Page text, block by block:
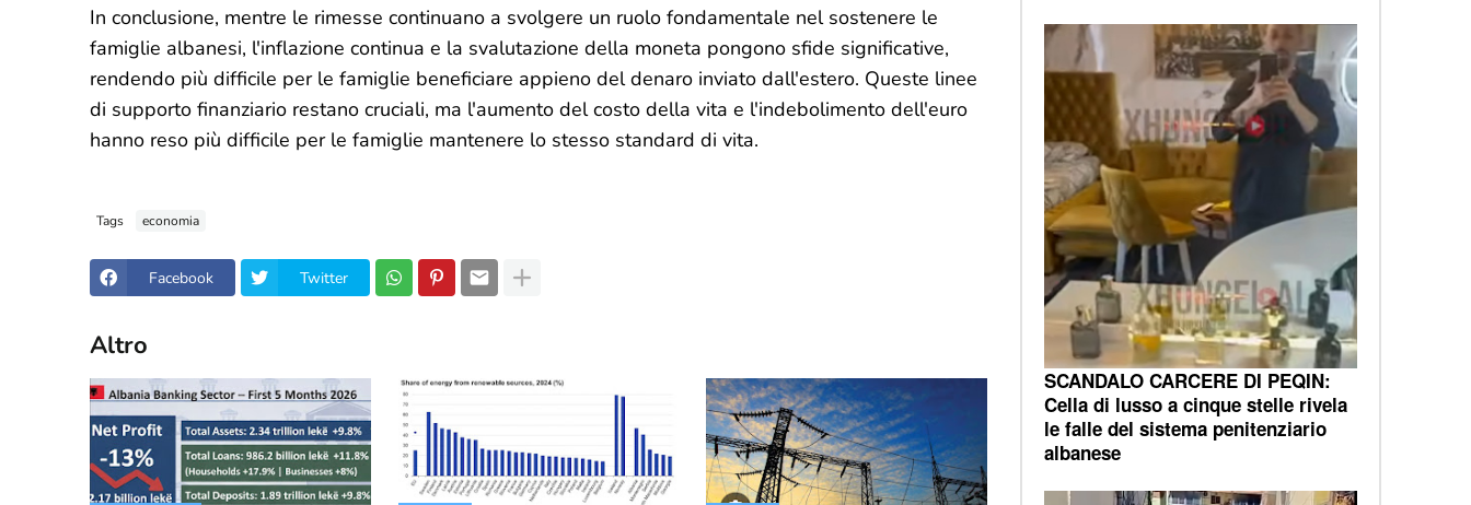
In conclusione, mentre le rimesse continuano a svolgere un ruolo fondamentale nel sostenere le
famiglie albanesi, l'inflazione continua e la svalutazione della moneta pongono sfide significative,
rendendo più difficile per le famiglie beneficiare appieno del denaro inviato dall'estero. Queste linee
di supporto finanziario restano cruciali, ma l'aumento del costo della vita e l'indebolimento dell'euro
hanno reso più difficile per le famiglie mantenere lo stesso standard di vita.
Tags economia
Facebook Twitter
Altro
SCANDALO CARCERE DI PEQIN:
Cella di lusso a cinque stelle rivela
le falle del sistema penitenziario
albanese